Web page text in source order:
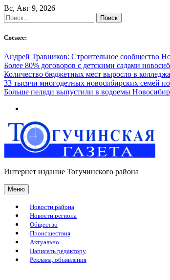
Skip
to
content
Вс, Авг 9, 2026
Найти:
Свежее:
Андрей Травников: Строительное сообщество
Более 80% договоров с детскими садами
Количество бюджетных мест выросло в
33 тысячи многодетных новосибирских семей
Больше пеляди выпустили в водоемы
Интернет издание Тогучинского района
Меню
Новости района
Новости региона
Общество
Происшествия
Актуально
Написать редактору
Реклама, объявления